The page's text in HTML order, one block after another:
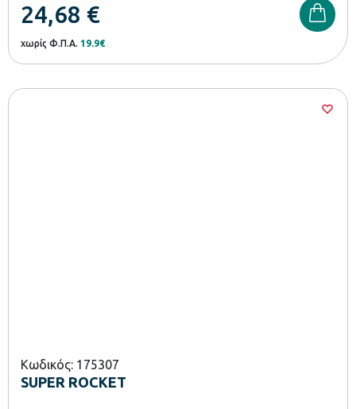
24,68 €
χωρίς Φ.Π.Α. 19.9€
Κωδικός: 175307
SUPER ROCKET